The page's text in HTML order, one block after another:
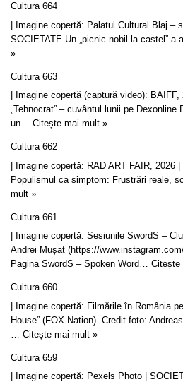
Cultura 664
| Imagine copertă: Palatul Cultural Blaj –
SOCIETATE Un „picnic nobil la castel” a
»
Cultura 663
| Imagine copertă (captură video):
„Tehnocrat” – cuvântul lunii pe Dexonline
un… Citește mai mult »
Cultura 662
| Imagine copertă: RAD ART FAIR, 2026
Populismul ca simptom: Frustrări reale,
mult »
Cultura 661
| Imagine copertă: Sesiunile SwordS –
Andrei Mușat (https://
Pagina SwordS – Spoken Word… Citește
Cultura 660
| Imagine copertă: Filmările în România
House” (FOX Nation). Credit foto:
Citește mai mult »
Cultura 659
| Imagine copertă: Pexels Photo |